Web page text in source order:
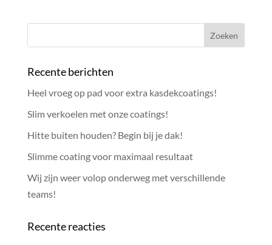
Recente berichten
Heel vroeg op pad voor extra kasdekcoatings!
Slim verkoelen met onze coatings!
Hitte buiten houden? Begin bij je dak!
Slimme coating voor maximaal resultaat
Wij zijn weer volop onderweg met verschillende
teams!
Recente reacties